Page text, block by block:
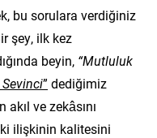
bu sorulara verdiğiniz
şey, ilk kez
beyin, “Mutluluk
” dediğimiz
ve zekâsını
ilişkinin kalitesini